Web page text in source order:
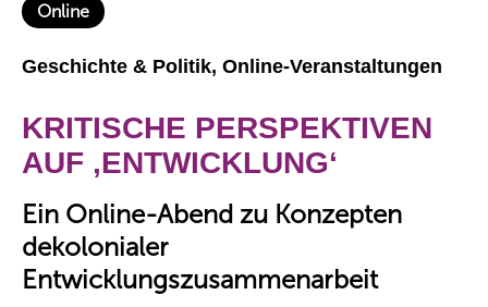
Online
Geschichte & Politik, Online-Veranstaltungen
KRITISCHE PERSPEKTIVEN
AUF ‚ENTWICKLUNG‘
Ein Online-Abend zu Konzepten
dekolonialer
Entwicklungszusammenarbeit